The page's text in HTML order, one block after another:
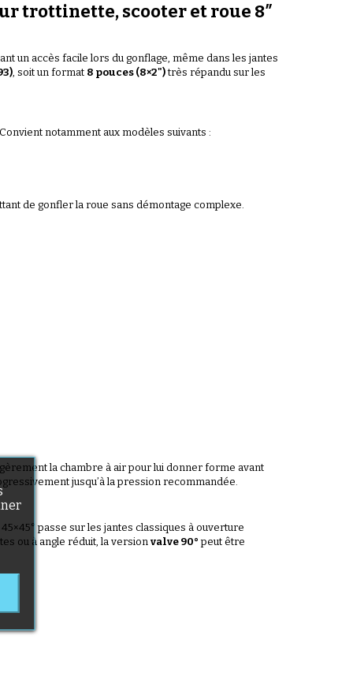
trottinette, scooter et roue 8″
un accès facile lors du gonflage, même dans les jantes
, soit un format 8 pouces (8×2")très répandu sur les
notamment aux modèles suivants :
de gonfler la roue sans démontage complexe.
la chambre à air pour lui donner forme avant
jusqu’à la pression recommandée.
passe sur les jantes classiques à ouverture
ou à angle réduit, la version valve 90° peut être